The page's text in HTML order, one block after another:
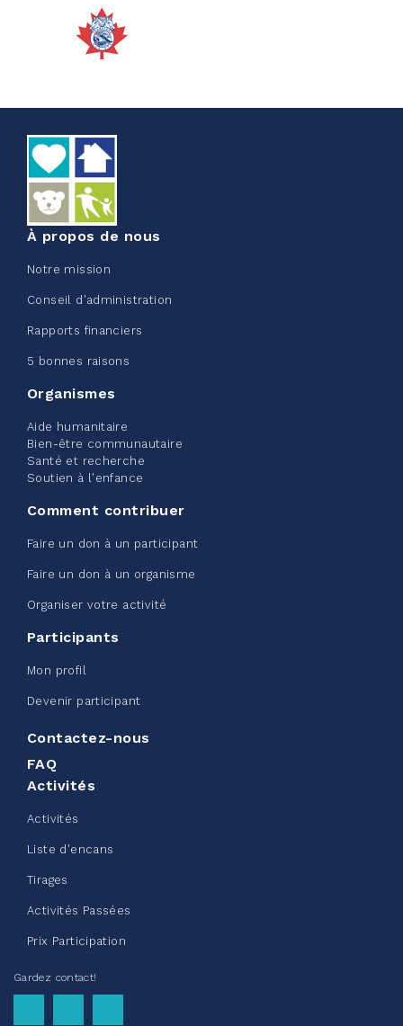
Corporate Challenge Edmonton
juin 09, 2026
5% 50,00 $
Edmonton Corporate Challenge
2026 - Extra Life
2% 20,00 $/ 1 000,00 $
123% 245,00 $
Collecte de vêtements - Chez
Doris été 2026
À propos de nous
Notre mission
Conseil d'administration
Rapports financiers
5 bonnes raisons
Organismes
Aide humanitaire
Bien-être communautaire
Santé et recherche
Soutien à l'enfance
Comment contribuer
Faire un don à un participant
Faire un don à un organisme
Organiser votre activité
Participants
Mon profil
Devenir participant
Contactez-nous
FAQ
Activités
Activités
Liste d'encans
Tirages
Activités Passées
Prix Participation
Gardez contact!